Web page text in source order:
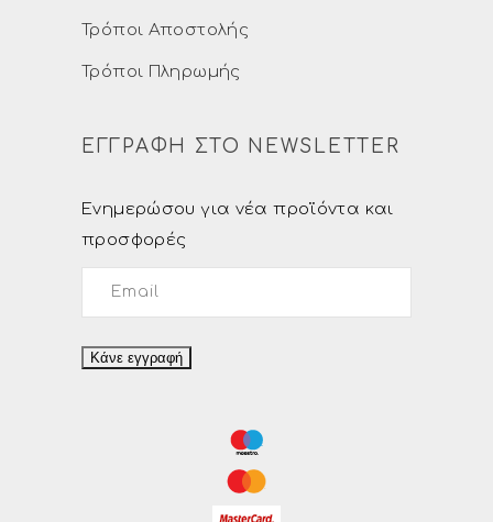
Τρόποι Αποστολής
Τρόποι Πληρωμής
ΕΓΓΡΑΦΗ ΣΤΟ NEWSLETTER
Ενημερώσου για νέα προϊόντα και
προσφορές